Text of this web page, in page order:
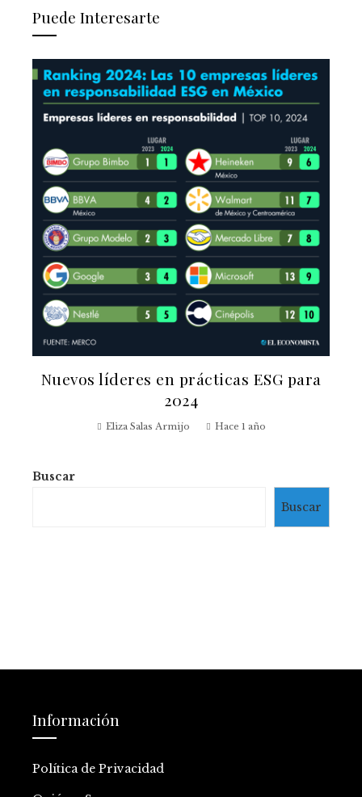
Puede Interesarte
Nuevos líderes en prácticas ESG para
2024
Eliza Salas Armijo Hace 1 año
Buscar
Buscar
Información
Política de Privacidad